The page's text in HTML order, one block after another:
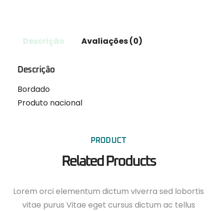
Descrição Avaliações (0)
Descrição
Bordado
Produto nacional
PRODUCT
Related Products
Lorem orci elementum dictum viverra sed lobortis
vitae purus Vitae eget cursus dictum ac tellus